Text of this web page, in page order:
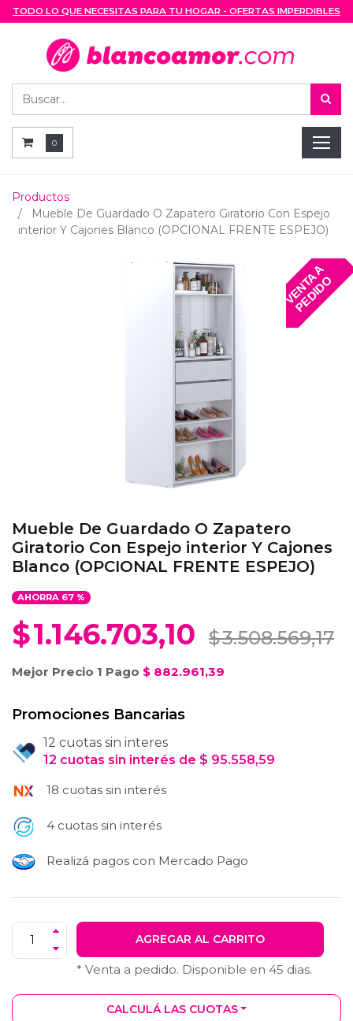
TODO LO QUE NECESITAS PARA TU HOGAR - OFERTAS IMPERDIBLES
0
Productos
Mueble De Guardado O Zapatero Giratorio Con Espejo
interior Y Cajones Blanco (OPCIONAL FRENTE ESPEJO)
V
E
N
T
A
A
P
E
D
I
D
O
Mueble De Guardado O Zapatero
Giratorio Con Espejo interior Y Cajones
Blanco (OPCIONAL FRENTE ESPEJO)
AHORRA 67%
$1.146.703,10 $3.508.569,17
Mejor Precio 1 Pago $ 882.961,39
Promociones Bancarias
12 cuotas sin interes
12 cuotas sin interés de $ 95.558,59
18 cuotas sin interés
4 cuotas sin interés
Realizá pagos con Mercado Pago
AGREGAR AL CARRITO
* Venta a pedido. Disponible en 45 dias.
CALCULÁ LAS CUOTAS